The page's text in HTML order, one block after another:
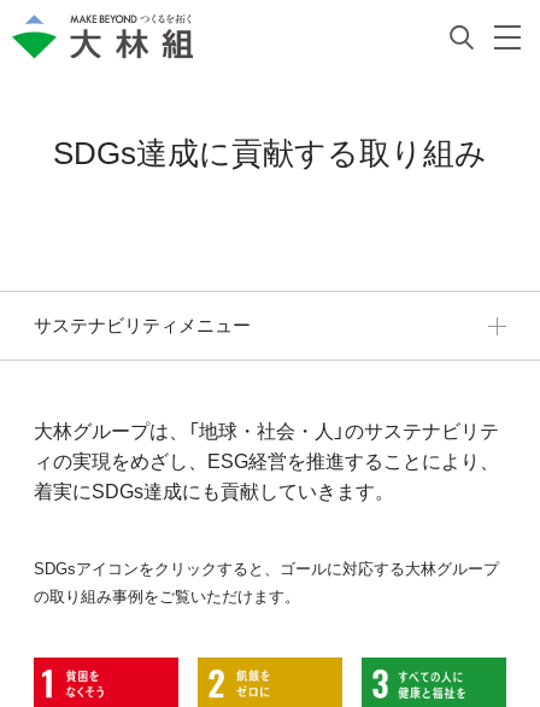
SDGs達成に貢献する取り組み
サステナビリティメニュー
大林グループは、「地球・社会・人」のサステナビリテ
ィの実現をめざし、ESG経営を推進することにより、
着実にSDGs達成にも貢献していきます。
SDGsアイコンをクリックすると、ゴールに対応する大林グループ
の取り組み事例をご覧いただけます。